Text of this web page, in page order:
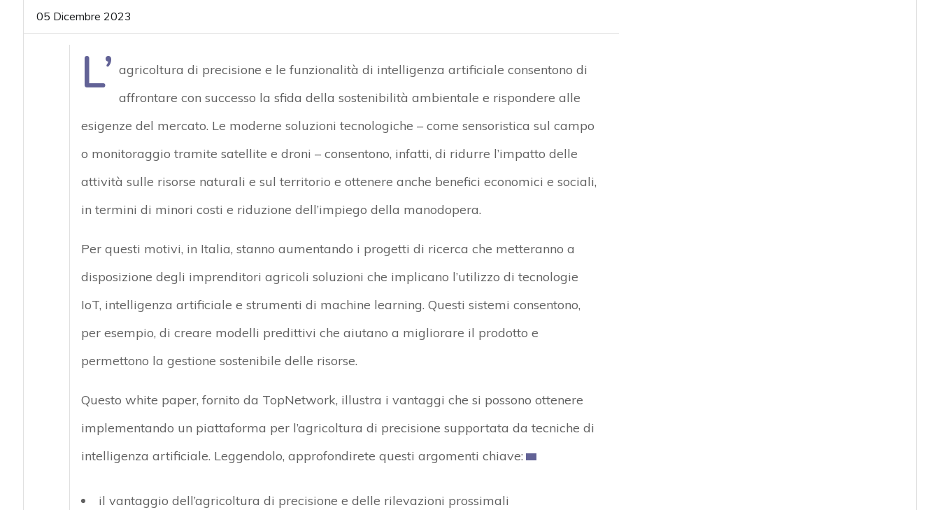
05 Dicembre 2023
L’ agricoltura di precisione e le funzionalità di intelligenza artificiale consentono di
affrontare con successo la sfida della sostenibilità ambientale e rispondere alle
esigenze del mercato. Le moderne soluzioni tecnologiche – come sensoristica sul campo
o monitoraggio tramite satellite e droni – consentono, infatti, di ridurre l’impatto delle
attività sulle risorse naturali e sul territorio e ottenere anche benefici economici e sociali,
in termini di minori costi e riduzione dell’impiego della manodopera.
Per questi motivi, in Italia, stanno aumentando i progetti di ricerca che metteranno a
disposizione degli imprenditori agricoli soluzioni che implicano l’utilizzo di tecnologie
IoT, intelligenza artificiale e strumenti di machine learning. Questi sistemi consentono,
per esempio, di creare modelli predittivi che aiutano a migliorare il prodotto e
permettono la gestione sostenibile delle risorse.
Questo white paper, fornito da TopNetwork, illustra i vantaggi che si possono ottenere
implementando un piattaforma per l’agricoltura di precisione supportata da tecniche di
intelligenza artificiale. Leggendolo, approfondirete questi argomenti chiave:
il vantaggio dell’agricoltura di precisione e delle rilevazioni prossimali